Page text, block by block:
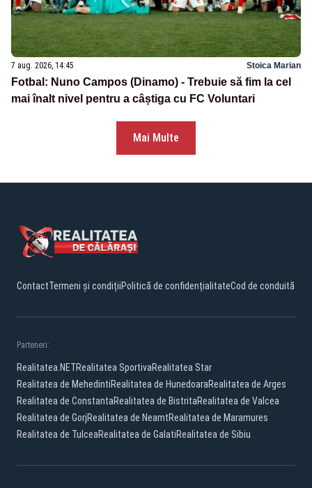
7 aug. 2026, 14:45 Stoica Marian
Fotbal: Nuno Campos (Dinamo) - Trebuie să fim la cel
mai înalt nivel pentru a câștiga cu FC Voluntari
Mai Multe
ContactTermeni și condițiiPolitică de confidențialitateCod de conduită
Parteneri:
Realitatea.NETRealitatea SportivaRealitatea Star
Realitatea de MehedintiRealitatea de HunedoaraRealitatea de Arges
Realitatea de ConstantaRealitatea de BistritaRealitatea de Valcea
Realitatea de GorjRealitatea de NeamtRealitatea de Maramures
Realitatea de TulceaRealitatea de GalatiRealitatea de Sibiu